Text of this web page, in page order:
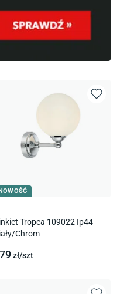
Tropea 109022 Ip44
Chrom
zł/szt